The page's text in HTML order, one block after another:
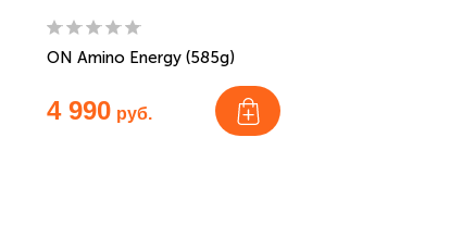
ON Amino Energy (585g)
4 990 руб.